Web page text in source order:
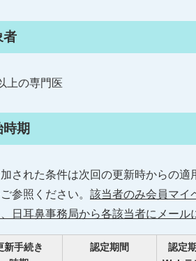
者
上の専門医
期
された条件は次回の更新時からの
参照ください。 該当者のみ会員マイ
日耳鼻事務局から各該当者にメール
新手続き
認定期間
認定